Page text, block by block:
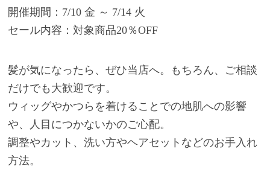
開催期間：7/10 金 ～ 7/14 火
セール内容：対象商品20％OFF
髪が気になったら、ぜひ当店へ。もちろん、ご相談
だけでも大歓迎です。
ウィッグやかつらを着けることでの地肌への影響
や、人目につかないかのご心配。
調整やカット、洗い方やヘアセットなどのお手入れ
方法。